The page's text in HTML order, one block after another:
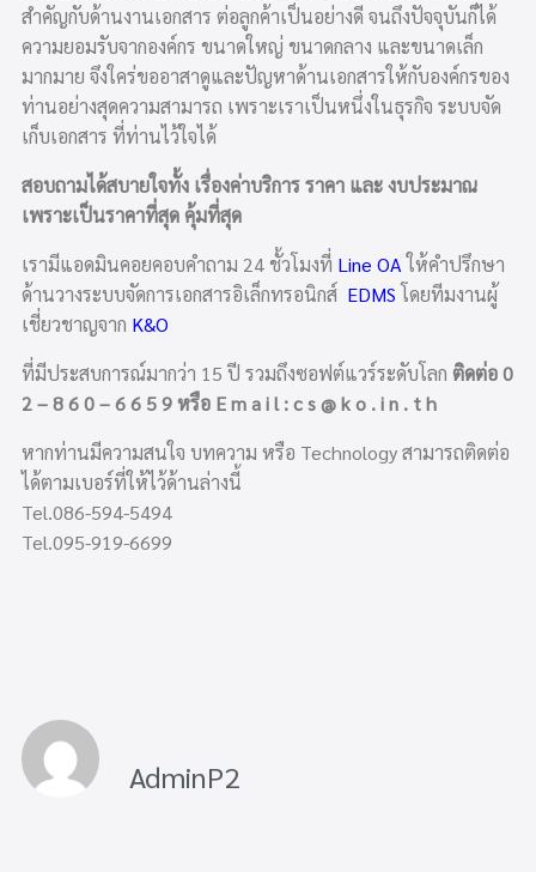
สำคัญกับด้านงานเอกสาร ต่อลูกค้าเป็นอย่างดี จนถึงปัจจุบันก็ได้
ความยอมรับจากองค์กร ขนาดใหญ่ ขนาดกลาง และขนาดเล็ก
มากมาย จึงใคร่ขออาสาดูและปัญหาด้านเอกสารให้กับองค์กรของ
ท่านอย่างสุดความสามารถ เพราะเราเป็นหนึ่งในธุรกิจ ระบบจัด
เก็บเอกสาร ที่ท่านไว้ใจได้
สอบถามได้สบายใจทั้ง เรื่องค่าบริการ ราคา และ งบประมาณ
เพราะเป็นราคาที่สุด คุ้มที่สุด
เรามีแอดมินคอยคอบคำถาม 24 ชั้วโมงที่ Line OAให้คำปรึกษา
ด้านวางระบบจัดการเอกสารอิเล็กทรอนิกส์ EDMS โดยทีมงานผู้
เชี่ยวชาญจาก K&O
ที่มีประสบการณ์มากว่า 15 ปี รวมถึงซอฟต์แวร์ระดับโลก ติดต่อ 0
2 – 8 6 0 – 6 6 5 9 หรือ E m a i l : c s @ k o . i n . t h
หากท่านมีความสนใจ บทความ หรือ Technology สามารถติดต่อ
ได้ตามเบอร์ที่ให้ไว้ด้านล่างนี้
Tel.086-594-5494
Tel.095-919-6699
AdminP2